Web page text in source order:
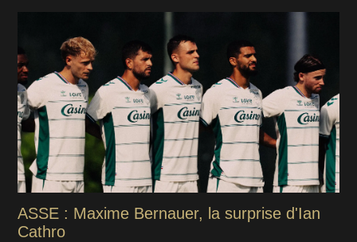
ASSE : Maxime Bernauer, la surprise d'Ian
Cathro